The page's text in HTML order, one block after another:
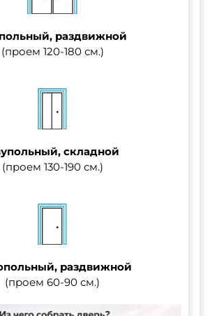
раздвижной
(проем 120-180 см.)
складной
(проем 130-190 см.)
раздвижной
(проем 60-90 см.)